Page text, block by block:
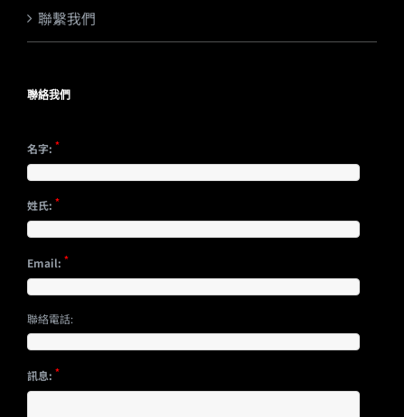
聯繫我們
聯絡我們
名字: *
姓氏: *
Email: *
聯絡電話:
訊息: *